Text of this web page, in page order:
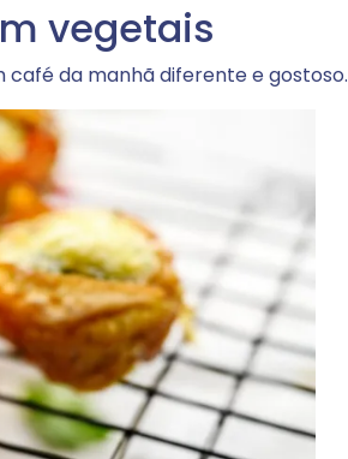
vegetais
da manhã diferente e gostoso.